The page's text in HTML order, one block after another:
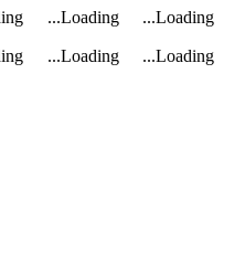
...Loading ...Loading
...Loading
...Loading